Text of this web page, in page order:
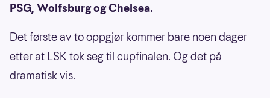
PSG, Wolfsburg og Chelsea.
Det første av to oppgjør kommer bare noen dager
etter at LSK tok seg til cupfinalen. Og det på
dramatisk vis.